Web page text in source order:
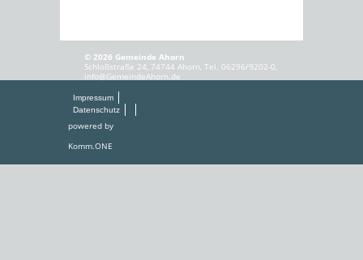
© 2026 Gemeinde Ahorn
Schloßstraße 24, 74744 Ahorn, Tel. 06296/9202-0,
info@GemeindeAhorn.de
Impressum
Datenschutz
powered by
Komm.ONE